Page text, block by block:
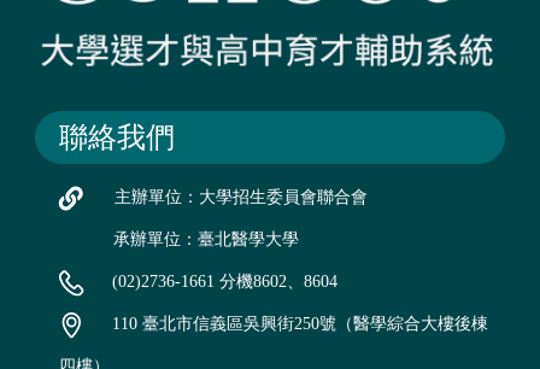
聯絡我們
主辦單位：大學招生委員會聯合會
承辦單位：臺北醫學大學
(02)2736-1661 分機8602、8604
110 臺北市信義區吳興街250號（醫學綜合大樓後棟